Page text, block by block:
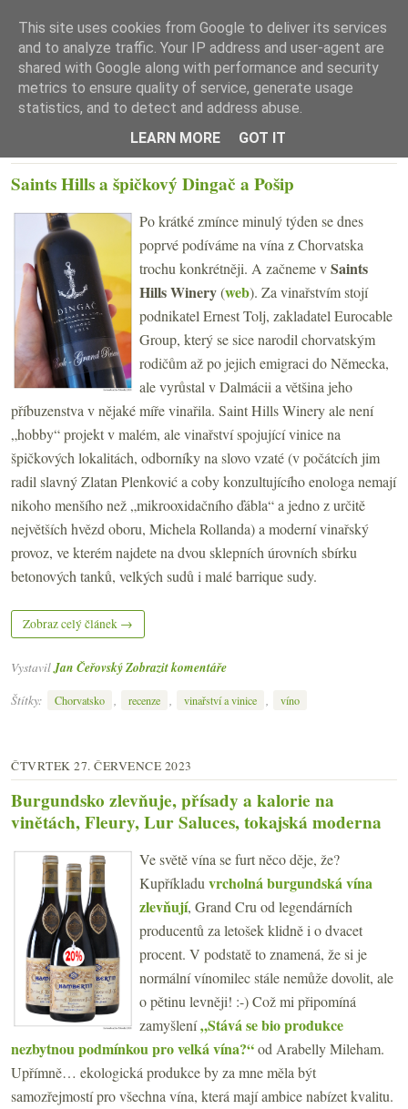
☰ Menu
Saints Hills a špičkový Dingač a Pošip
Po krátké zmínce minulý týden se dnes
poprvé podíváme na vína z Chorvatska
trochu konkrétněji. A začneme vSaints
Hills Winery(web). Za vinařstvím stojí
podnikatel Ernest Tolj, zakladatel Eurocable
Group, který se sice narodil chorvatským
rodičům až po jejich emigraci do Německa,
ale vyrůstal v Dalmácii a většina jeho
příbuzenstva v nějaké míře vinařila. Saint Hills Winery ale není
„hobby“ projekt v malém, ale vinařství spojující vinice na
špičkových lokalitách, odborníky na slovo vzaté (v počátcích jim
radil slavný Zlatan Plenković a coby konzultujícího enologa nemají
nikoho menšího než „mikrooxidačního ďábla“ a jedno z určitě
největších hvězd oboru, Michela Rollanda) a moderní vinařský
provoz, ve kterém najdete na dvou sklepních úrovních sbírku
betonových tanků, velkých sudů i malé barrique sudy.
Zobraz celý článek →
Vystavil Jan ČeřovskýZobrazit komentáře
Štítky:
Chorvatsko , recenze , vinařství a vinice , víno
ČTVRTEK 27. ČERVENCE 2023
Burgundsko zlevňuje, přísady a kalorie na
vinětách, Fleury, Lur Saluces, tokajská moderna
Ve světě vína se furt něco děje, že?
Kupříkladuvrcholná burgundská vína
zlevňují, Grand Cru od legendárních
producentů za letošek klidně i o dvacet
procent. V podstatě to znamená, že si je
normální vínomilec stále nemůže dovolit, ale
o pětinu levněji! :-) Což mi připomíná
zamyšlení„Stává se bio produkce
nezbytnou podmínkou pro velká vína?“od Arabelly Mileham.
Upřímně… ekologická produkce by za mne měla být
samozřejmostí pro všechna vína, která mají ambice nabízet kvalitu.
This site uses cookies from Google to deliver its services
and to analyze traffic. Your IP address and user-agent are
shared with Google along with performance and security
metrics to ensure quality of service, generate usage
statistics, and to detect and address abuse.
LEARN MORE
GOT IT